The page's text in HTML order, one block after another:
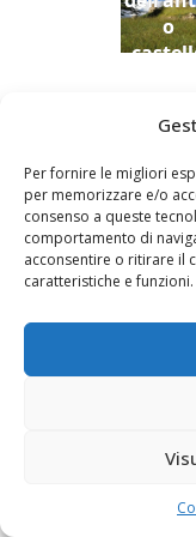
Per fornire le migliori
per memorizzare e/o
consenso a queste
comportamento di
acconsentire o ritirare il
caratteristiche e funzioni.
o
Dario
Le Stanze di